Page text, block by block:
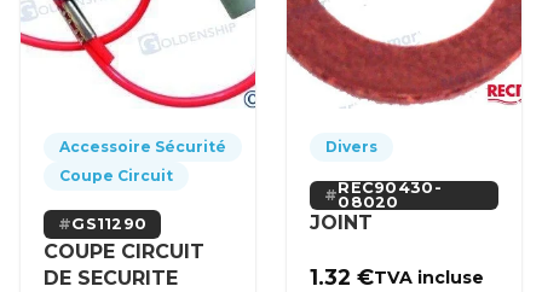
Accessoire Sécurité
Coupe Circuit
GS11290
COUPE CIRCUIT
DE SECURITE
Divers
REC90430-
08020
JOINT
1.32€TVA incluse